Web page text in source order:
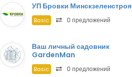
УП Бровки Минскзеленстроя
Basic 0 предложений
Ваш личный садовник
GardenMan
Basic 0 предложений